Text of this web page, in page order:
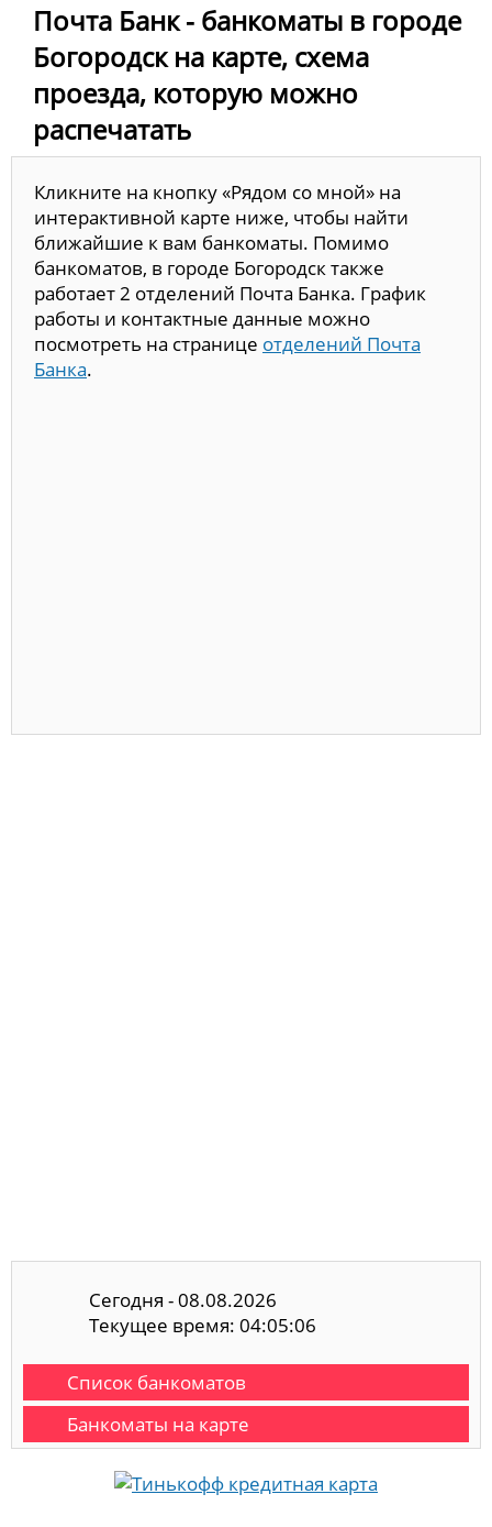
Почта Банк - банкоматы в городе
Богородск на карте, схема
проезда, которую можно
распечатать
Кликните на кнопку «Рядом со мной» на
интерактивной карте ниже, чтобы найти
ближайшие к вам банкоматы. Помимо
банкоматов, в городе Богородск также
работает 2 отделений Почта Банка. График
работы и контактные данные можно
посмотреть на странице отделений Почта
Банка.
Сегодня - 08.08.2026
Текущее время: 04:05:06
Список банкоматов
Банкоматы на карте